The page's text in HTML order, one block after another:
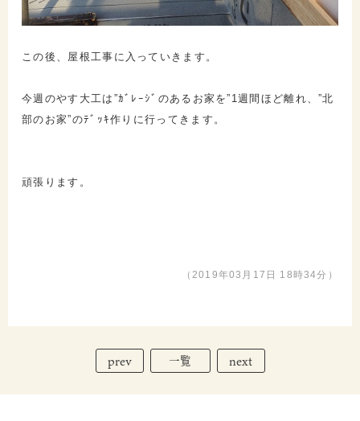
この後、屋根工事に入っていきます。
今週のやす大工は”ｶﾞﾚｰｼﾞのあるお家を”1週間ほど離れ、”北
部のお家”のﾃﾞｯｷ作りに行ってきます。
頑張ります。
（2019年03月17日 18時34分）
prev 一覧 next